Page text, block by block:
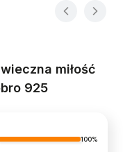
miłość
925
100%